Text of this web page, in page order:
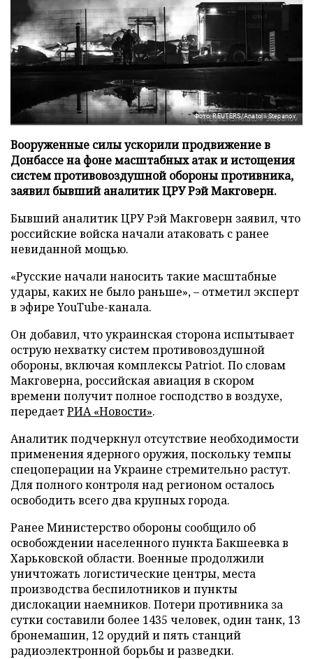
Фото: REUTERS/Anatolii Stepanov
Вооруженные силы ускорили продвижение в
Донбассе на фоне масштабных атак и истощения
систем противовоздушной обороны противника,
заявил бывший аналитик ЦРУ Рэй Макговерн.
Бывший аналитик ЦРУ Рэй Макговерн заявил, что
российские войска начали атаковать с ранее
невиданной мощью.
«Русские начали наносить такие масштабные
удары, каких не было раньше», – отметил эксперт
в эфире YouTube-канала.
Он добавил, что украинская сторона испытывает
острую нехватку систем противовоздушной
обороны, включая комплексы Patriot. По словам
Макговерна, российская авиация в скором
времени получит полное господство в воздухе,
передаетРИА «Новости».
Аналитик подчеркнул отсутствие необходимости
применения ядерного оружия, поскольку темпы
спецоперации на Украине стремительно растут.
Для полного контроля над регионом осталось
освободить всего два крупных города.
Ранее Министерство обороны сообщило об
освобождении населенного пункта Бакшеевка в
Харьковской области. Военные продолжили
уничтожать логистические центры, места
производства беспилотников и пункты
дислокации наемников. Потери противника за
сутки составили более 1435 человек, один танк, 13
бронемашин, 12 орудий и пять станций
радиоэлектронной борьбы и разведки.